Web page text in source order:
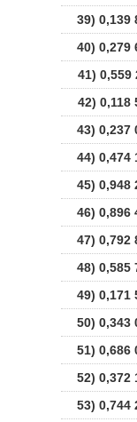
39) 0,139
40) 0,279
41) 0,559
42) 0,118
43) 0,237
44) 0,474
45) 0,948
46) 0,896
47) 0,792
48) 0,585
49) 0,171
50) 0,343
51) 0,686
52) 0,372
53) 0,744